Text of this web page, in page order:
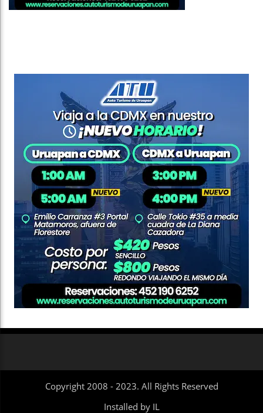
Copyright 2008 - 2023. All Rights Reserved
Installed by IL